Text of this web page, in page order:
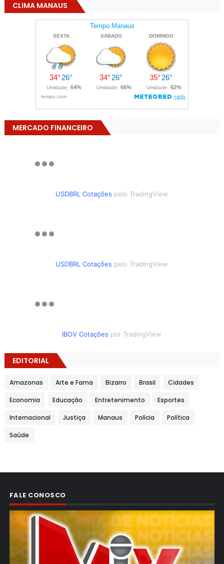
CLIMA MANAUS
MERCADO FINANCEIRO
USDBRL Cotações pelo TradingView
USDBRL Cotações pelo TradingView
IBOV Cotações por TradingView
EDITORIAL
Amazonas Arte e Fama Bizarro Brasil Cidades
Economia Educação Entretenimento Esportes
Internacional Justiça Manaus Polícia Política
Saúde
FALE CONOSCO